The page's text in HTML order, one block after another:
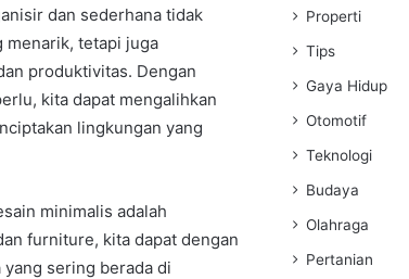
dan sederhana tidak
menarik, tetapi juga
produktivitas. Dengan
kita dapat mengalihkan
lingkungan yang
minimalis adalah
furniture, kita dapat dengan
sering berada di
Properti
Tips
Gaya Hidup
Otomotif
Teknologi
Budaya
Olahraga
Pertanian